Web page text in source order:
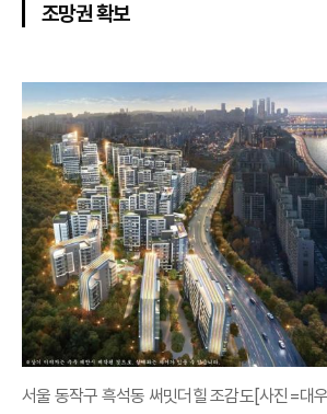
조망권 확보
서울 동작구 흑석동 써밋더힐 조감도[사진=대